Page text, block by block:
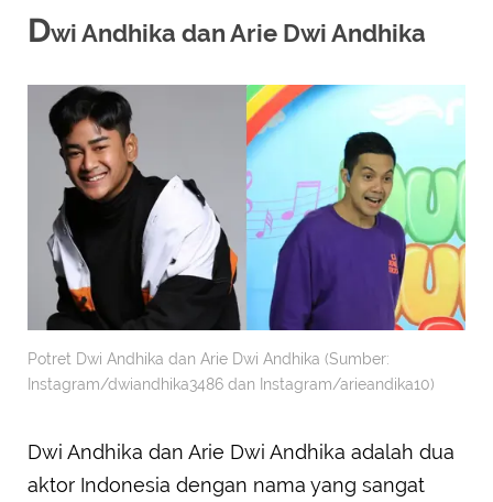
Dwi Andhika dan Arie Dwi Andhika
Potret Dwi Andhika dan Arie Dwi Andhika (Sumber:
Instagram/dwiandhika3486 dan Instagram/arieandika10)
Dwi Andhika dan Arie Dwi Andhika adalah dua
aktor Indonesia dengan nama yang sangat